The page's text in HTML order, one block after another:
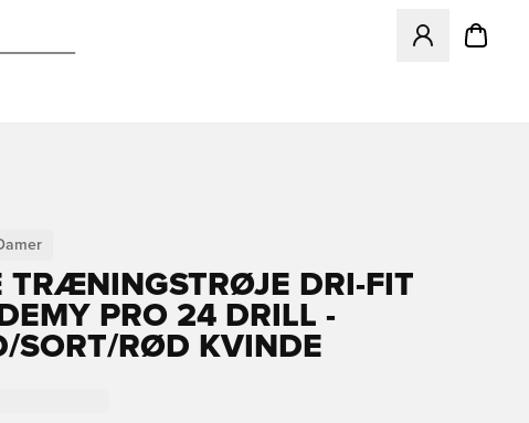
Åbner en
TRÆNINGSTRØJE DRI-FIT
PRO 24 DRILL -
SORT/RØD KVINDE